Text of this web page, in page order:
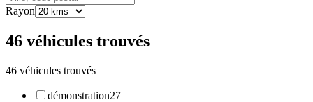
Rayon
46 véhicules trouvés
46 véhicules trouvés
démonstration27